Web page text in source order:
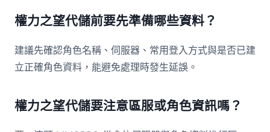
權力之望代儲前要先準備哪些資料？
建議先確認角色名稱、伺服器、常用登入方式與是否已建
立正確角色資料，能避免處理時發生延誤。
權力之望代儲要注意區服或角色資訊嗎？